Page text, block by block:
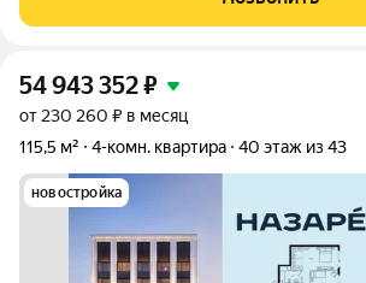
классных площадок для детей и
54 943 352₽
от 230 260 ₽ в месяц
115,5 м²
4-комн. квартира 40 этаж из 43
новостройка